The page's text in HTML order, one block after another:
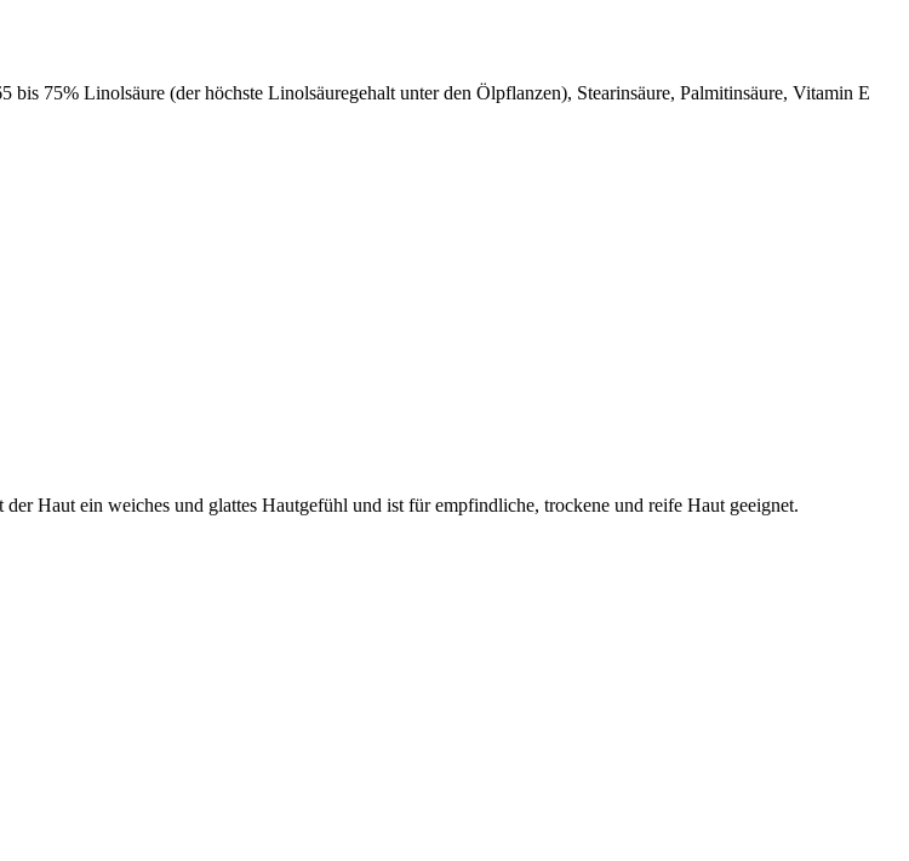
75% Linolsäure (der höchste Linolsäuregehalt unter den Ölpflanzen), Stearinsäure, Palmitinsäure, Vitamin E
Haut ein weiches und glattes Hautgefühl und ist für empfindliche, trockene und reife Haut geeignet.